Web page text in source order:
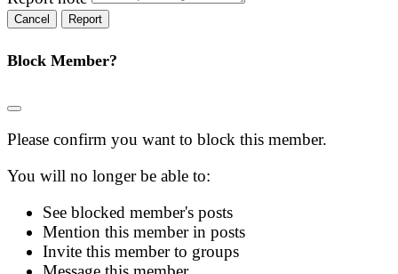
Report
Block Member?
Please confirm you want to block this member.
You will no longer be able to:
See blocked member's posts
Mention this member in posts
Invite this member to groups